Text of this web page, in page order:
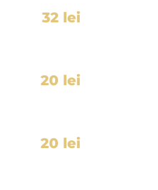
32 lei
20 lei
20 lei